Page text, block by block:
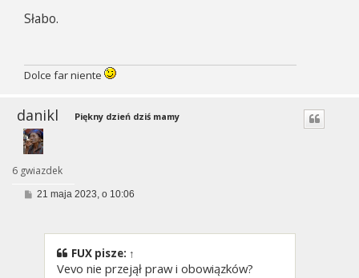
t
Słabo.
Dolce far niente
danikl
6 gwiazdek
Piękny dzień dziś mamy
P21 maja 2023, o 10:06
FUX pisze: ↑
Vevo nie przejął praw i obowiązków?